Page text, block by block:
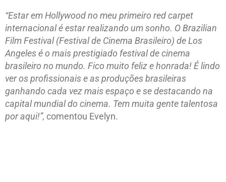
“Estar em Hollywood no meu primeiro red carpet
internacional é estar realizando um sonho. O Brazilian
Film Festival (Festival de Cinema Brasileiro) de Los
Angeles é o mais prestigiado festival de cinema
brasileiro no mundo. Fico muito feliz e honrada! É lindo
ver os profissionais e as produções brasileiras
ganhando cada vez mais espaço e se destacando na
capital mundial do cinema. Tem muita gente talentosa
por aqui!”, comentou Evelyn.